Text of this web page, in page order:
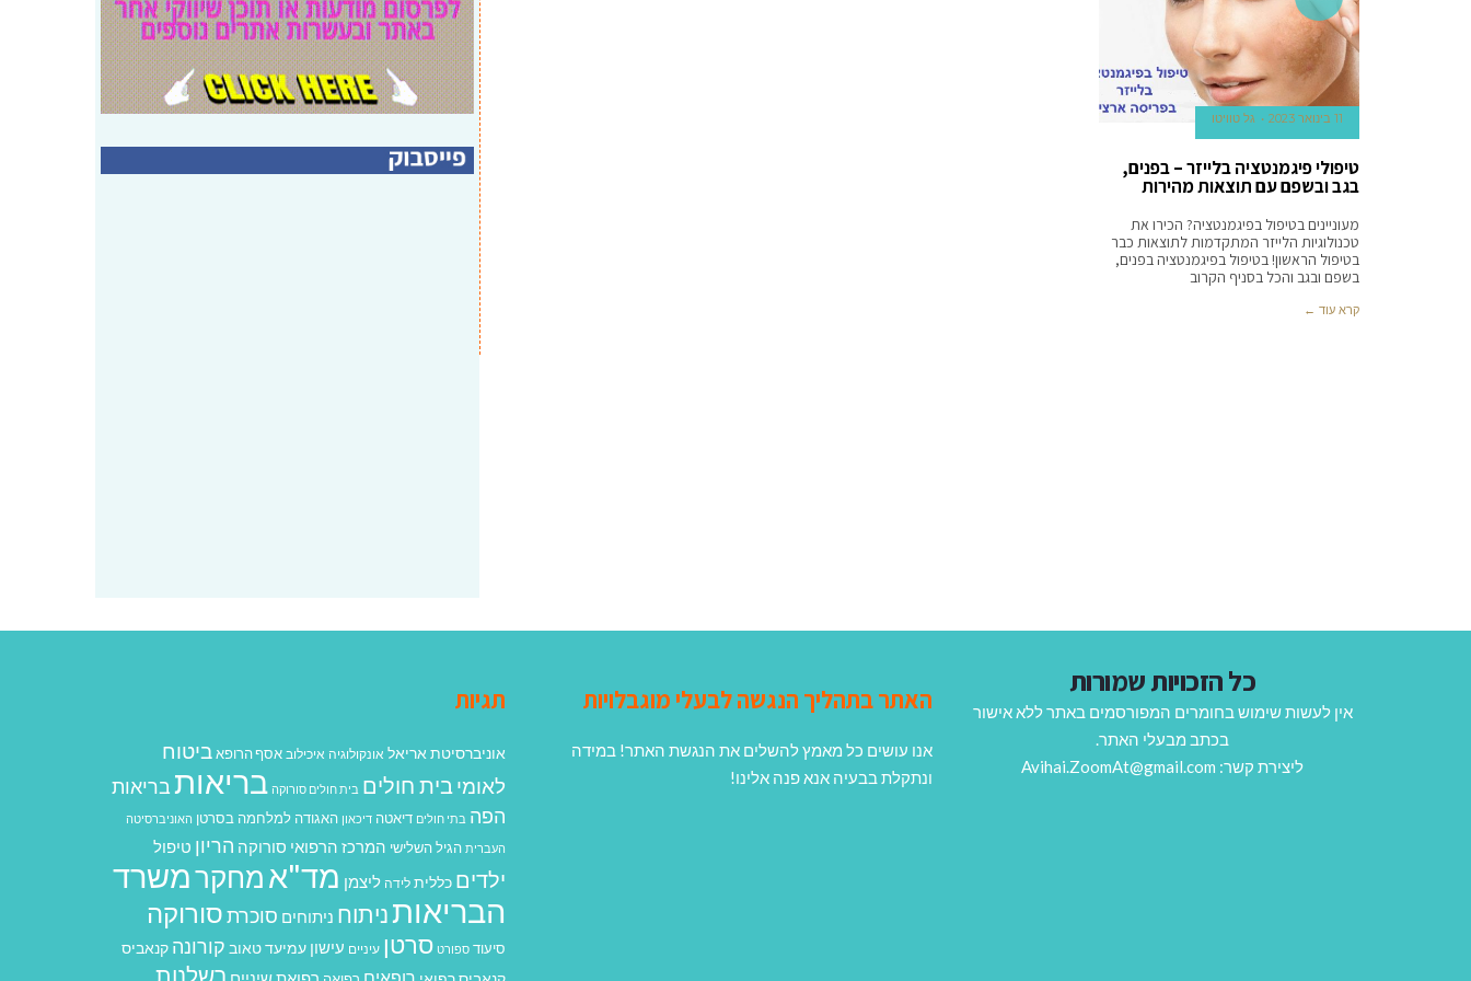
11 בינואר 2023 גל טוויטו
טיפולי פיגמנטציה בלייזר – בפנים,
בגב ובשפם עם תוצאות מהירות
מעוניינים בטיפול בפיגמנטציה? הכירו את
טכנולוגיות הלייזר המתקדמות לתוצאות כבר
בטיפול הראשון! בטיפול בפיגמנטציה בפנים,
בשפם ובגב והכל בסניף הקרוב
קרא עוד ←
כל הזכויות שמורות
אין לעשות שימוש בחומרים המפורסמים באתר ללא אישור
בכתב מבעלי האתר.
ליצירת קשר: Avihai.ZoomAt@gmail.com
האתר בתהליך הנגשה לבעלי מוגבלויות
אנו עושים כל מאמץ להשלים את הנגשת האתר! במידה
ונתקלת בבעיה אנא פנה אלינו!
תגיות
אוניברסיטת אריאל אונקולוגיה איכילוב אסף הרופא ביטוח
לאומיבית חולים בית חולים סורוקה בריאותבריאות
הפה בתי חולים דיאטה דיכאון האגודה למלחמה בסרטן האוניברסיטה
העברית הגיל השלישי המרכז הרפואי סורוקה הריון טיפול
ילדים כללית לידה ליצמן מד"אמחקרמשרד
הבריאותניתוח ניתוחים סוכרתסורוקה
סיעוד ספורט סרטן עיניים עישון עמיעד טאוב קורונה קנאביס